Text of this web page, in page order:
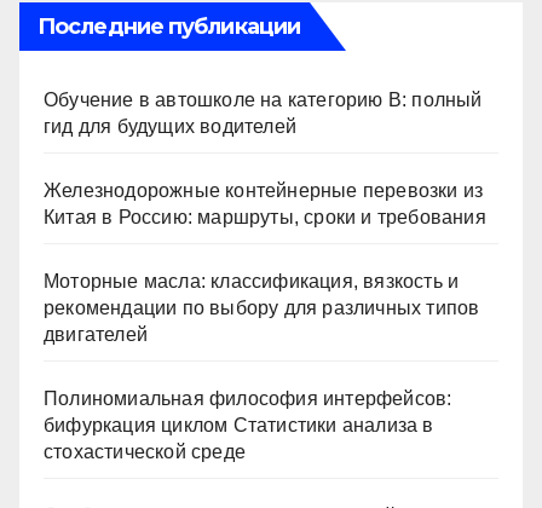
Последние публикации
Обучение в автошколе на категорию В: полный
гид для будущих водителей
Железнодорожные контейнерные перевозки из
Китая в Россию: маршруты, сроки и требования
Моторные масла: классификация, вязкость и
рекомендации по выбору для различных типов
двигателей
Полиномиальная философия интерфейсов:
бифуркация циклом Статистики анализа в
стохастической среде